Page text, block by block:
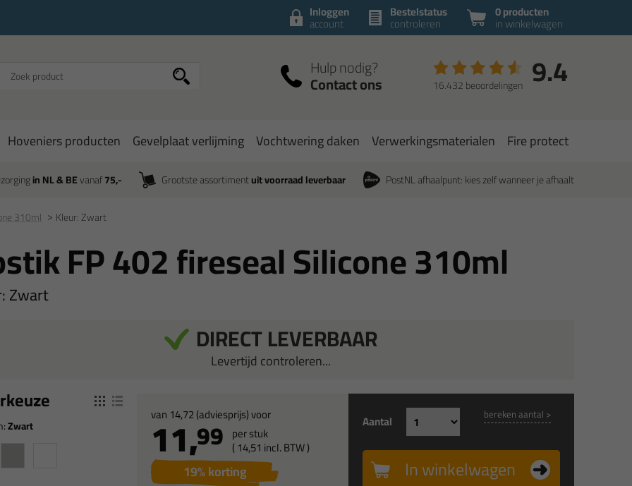
0 producten
in winkelwagen
Bestelstatus
controleren
Inloggen
account
Hulp nodig?
Contact ons 9.4
16.432 beoordelingen
Hoveniers producten Gevelplaat verlijming Vochtwering daken Verwerkingsmaterialen Fire protect
in NL & BEvanaf75,- Grootste assortimentuit voorraad leverbaar PostNL afhaalpunt: kies zelf wanneer je afhaalt
310ml Kleur: Zwart
FP 402 fireseal Silicone 310ml
Zwart
DIRECT LEVERBAAR
Levertijd controleren...
keuze
Zwart
van 14,72(adviesprijs) voor
11,99 per stuk
(14,51 incl. BTW )
19% korting
Aantal bereken aantal >
In winkelwagen